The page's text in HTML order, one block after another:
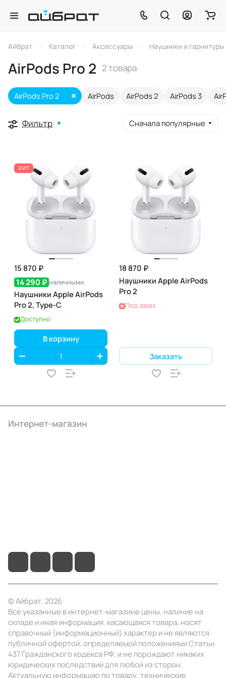
Айбрат – Каталог – Аксессуары – Наушники и гарнитуры
AirPods Pro 2 2 товара
AirPods AirPods 2 AirPods 3
AirPods Pro 2
Фильтр Сначала популярные
ХИТ
15 870 ₽
14 290 ₽ наличными
Наушники Apple AirPods
Pro 2, Type-С
Доступно
В корзину
18 870 ₽
Наушники Apple AirPods
Pro 2
Под заказ
Заказать
Интернет-магазин
© Айбрат, 2026
Все указанные в интернет-магазине цены, наличие на
складе и иная информация, касающаяся товара, носят
справочный (информационный) характер и не являются
публичной офертой, определяемой положениями Статьи
437 Гражданского кодекса РФ, и не порождают никаких
юридических последствий для любой из сторон.
Актуальную информацию по товару, технические